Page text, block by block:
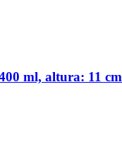
ml, altura: 11 cm